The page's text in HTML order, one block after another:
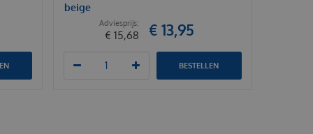
beige
€ 15,68 € 13,95
BESTELLEN